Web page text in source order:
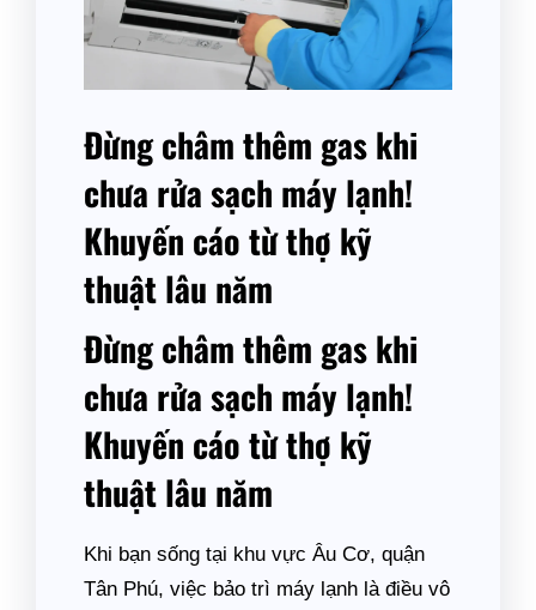
Đừng châm thêm gas khi
chưa rửa sạch máy lạnh!
Khuyến cáo từ thợ kỹ
thuật lâu năm
Đừng châm thêm gas khi
chưa rửa sạch máy lạnh!
Khuyến cáo từ thợ kỹ
thuật lâu năm
Khi bạn sống tại khu vực Âu Cơ, quận
Tân Phú, việc bảo trì máy lạnh là điều vô